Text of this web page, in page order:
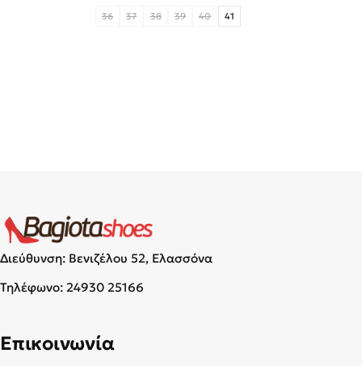
36 37 38 39 40 41
Διεύθυνση: Βενιζέλου 52, Ελασσόνα
Τηλέφωνο: 24930 25166
Επικοινωνία